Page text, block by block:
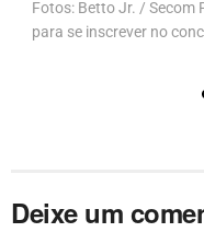
Fotos: Betto Jr. / Secom
para se inscrever no
Deixe um